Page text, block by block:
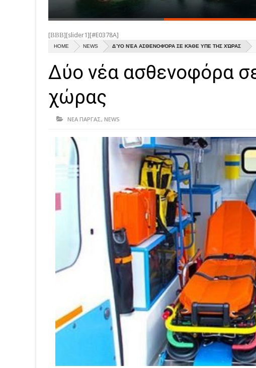
[ΒΒΒ][slider1][#E0378A]
HOME NEWS ΔΎΟ ΝΈΑ ΑΣΘΕΝΟΦΌΡΑ ΣΕ ΚΆΘΕ ΥΠΕ ΤΗΣ ΧΏΡΑΣ
Δύο νέα ασθενοφόρα
χώρας
ΝΕΑ ΠΑΡΓΑΣ, NEWS